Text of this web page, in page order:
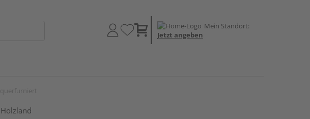
Mein Standort:
Jetzt angeben
Holzland